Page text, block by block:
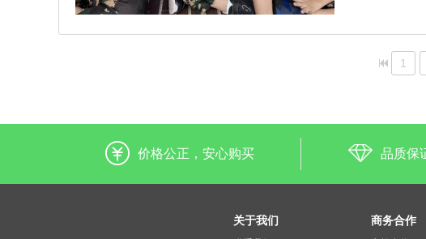
1
价格公正，安心购买 品质保
关于我们 商务合作